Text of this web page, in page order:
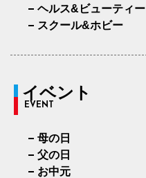
ヘルス&ビューティー
スクール&ホビー
イベント
EVENT
母の日
父の日
お中元